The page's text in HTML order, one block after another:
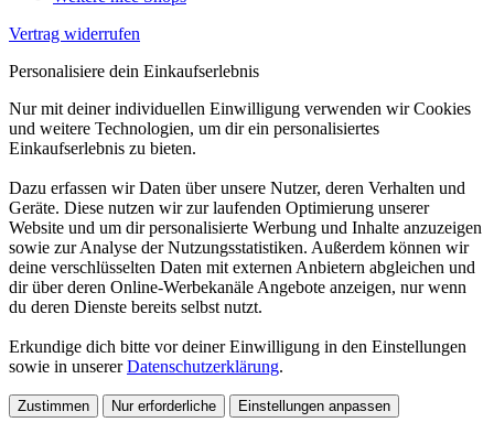
Vertrag widerrufen
Personalisiere dein Einkaufserlebnis
Nur mit deiner individuellen Einwilligung verwenden wir Cookies
und weitere Technologien, um dir ein personalisiertes
Einkaufserlebnis zu bieten.
Dazu erfassen wir Daten über unsere Nutzer, deren Verhalten und
Geräte. Diese nutzen wir zur laufenden Optimierung unserer
Website und um dir personalisierte Werbung und Inhalte anzuzeigen
sowie zur Analyse der Nutzungsstatistiken. Außerdem können wir
deine verschlüsselten Daten mit externen Anbietern abgleichen und
dir über deren Online-Werbekanäle Angebote anzeigen, nur wenn
du deren Dienste bereits selbst nutzt.
Erkundige dich bitte vor deiner Einwilligung in den Einstellungen
sowie in unsererDatenschutzerklärung.
Zustimmen Nur erforderliche Einstellungen anpassen